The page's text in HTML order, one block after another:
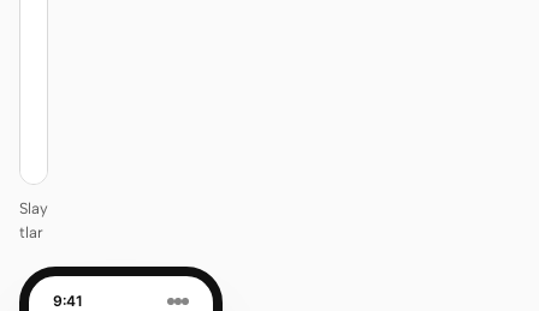
Slay
tlar
9:41